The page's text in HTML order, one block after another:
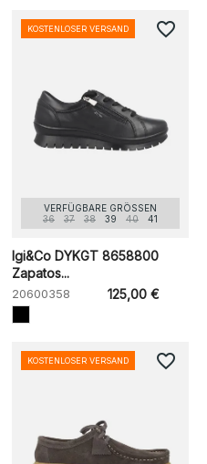
VERFÜGBARE GRÖSSEN
36
37 38 39 40 41
Igi&Co DYKGT 8658800
Zapatos...
20600358 125,00 €
KOSTENLOSER VERSAND favorite_border
KOSTENLOSER VERSAND favorite_border